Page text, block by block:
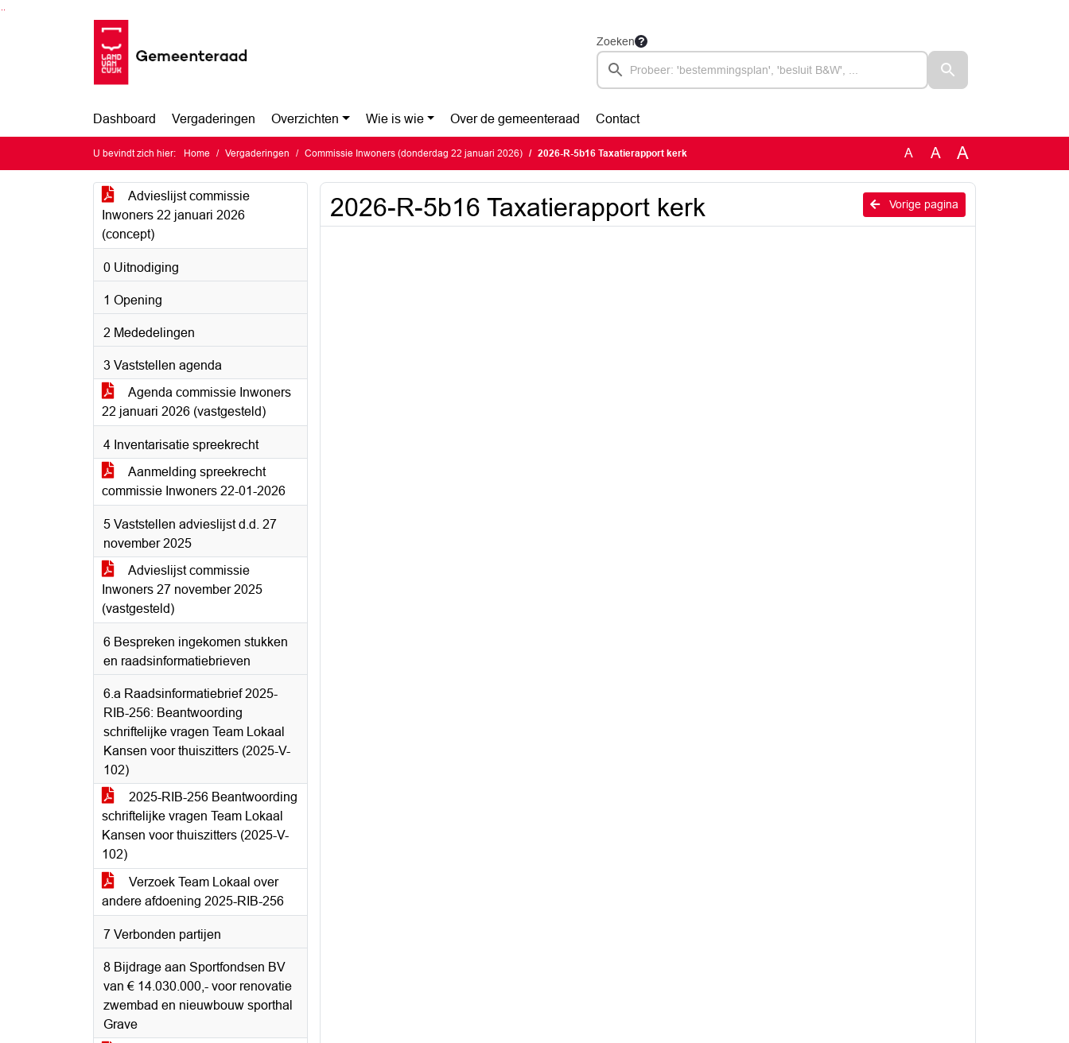
Ga naar de inhoud van deze pagina
Ga naar het zoeken
Ga naar het menu
Zoeken
Dashboard Vergaderingen Overzichten Wie is wie Over de gemeenteraad Contact
U bevindt zich hier: Home Vergaderingen Commissie Inwoners (donderdag 22 januari 2026) 2026-R-5b16 Taxatierapport kerk A A A
Advieslijst commissie
Inwoners 22 januari 2026
(concept)
0 Uitnodiging
1 Opening
2 Mededelingen
3 Vaststellen agenda
Agenda commissie Inwoners
22 januari 2026 (vastgesteld)
4 Inventarisatie spreekrecht
Aanmelding spreekrecht
commissie Inwoners 22-01-2026
5 Vaststellen advieslijst d.d. 27
november 2025
Advieslijst commissie
Inwoners 27 november 2025
(vastgesteld)
6 Bespreken ingekomen stukken
en raadsinformatiebrieven
6.a Raadsinformatiebrief 2025-
RIB-256: Beantwoording
schriftelijke vragen Team Lokaal
Kansen voor thuiszitters (2025-V-
102)
2025-RIB-256 Beantwoording
schriftelijke vragen Team Lokaal
Kansen voor thuiszitters (2025-V-
102)
Verzoek Team Lokaal over
andere afdoening 2025-RIB-256
7 Verbonden partijen
8 Bijdrage aan Sportfondsen BV
van € 14.030.000,- voor renovatie
zwembad en nieuwbouw sporthal
Grave
Vorige pagina
2026-R-5b16 Taxatierapport kerk